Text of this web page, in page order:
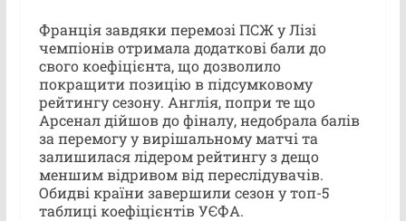
Франція завдяки перемозі ПСЖ у Лізі
чемпіонів отримала додаткові бали до
свого коефіцієнта, що дозволило
покращити позицію в підсумковому
рейтингу сезону. Англія, попри те що
Арсенал дійшов до фіналу, недобрала балів
за перемогу у вирішальному матчі та
залишилася лідером рейтингу з дещо
меншим відривом від переслідувачів.
Обидві країни завершили сезон у топ-5
таблиці коефіцієнтів УЄФА.